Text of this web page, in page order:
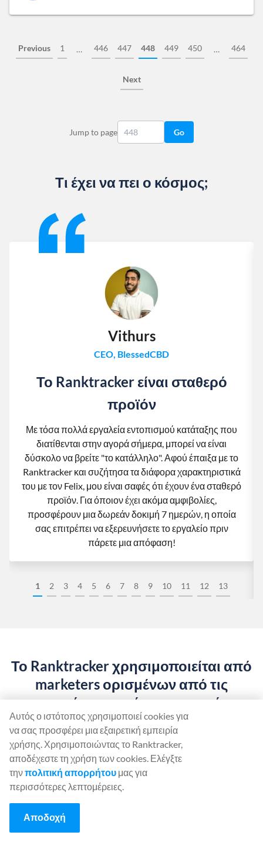
Previous 1 … 446 447 448 449 450 … 464
Next
Jump to page Go
Τι έχει να πει ο κόσμος;
1 2 3 4 5 6 7 8 9 10 11 12 13
Vithurs
CEO, BlessedCBD
Το Ranktracker είναι σταθερό
προϊόν
Με τόσα πολλά εργαλεία εντοπισμού κατάταξης που
διατίθενται στην αγορά σήμερα, μπορεί να είναι
δύσκολο να βρείτε "το κατάλληλο". Αφού έπαιξα με το
Ranktracker και συζήτησα τα διάφορα χαρακτηριστικά
του με τον Felix, μου είναι σαφές ότι έχουν ένα σταθερό
προϊόν. Για όποιον έχει ακόμα αμφιβολίες,
προσφέρουν μια δωρεάν δοκιμή 7 ημερών, η οποία
σας επιτρέπει να εξερευνήσετε το εργαλείο πριν
πάρετε μια απόφαση!
Το Ranktracker χρησιμοποιείται από
marketers ορισμένων από τις
κορυφαίες εταιρείες παγκοσμίως.
Αυτός ο ιστότοπος χρησιμοποιεί cookies για
να σας προσφέρει μια εξαιρετική εμπειρία
χρήσης. Χρησιμοποιώντας το Ranktracker,
αποδέχεστε τη χρήση των cookies. Ελέγξτε
τηνπολιτική απορρήτου μας για
περισσότερες λεπτομέρειες.
Αποδοχή